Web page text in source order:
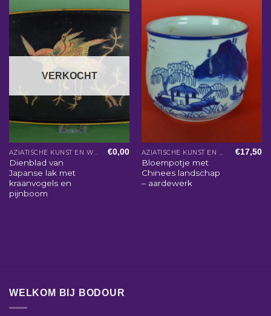
VERKOCHT
Dienblad van
Japanse lak met
kraanvogels en
pijnboom
€0,00
Bloempotje met
Chinees landschap
– aardewerk
€17,50
WELKOM BIJ BODOUR